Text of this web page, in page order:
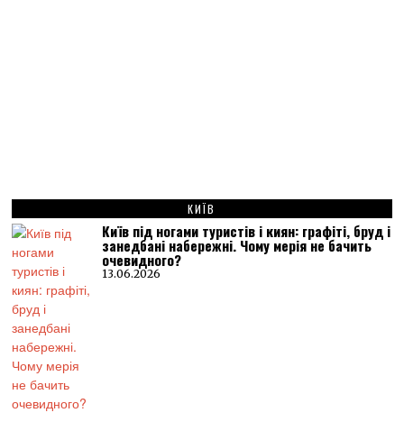
КИЇВ
Київ під ногами туристів і киян: графіті, бруд і
занедбані набережні. Чому мерія не бачить
очевидного?
13.06.2026